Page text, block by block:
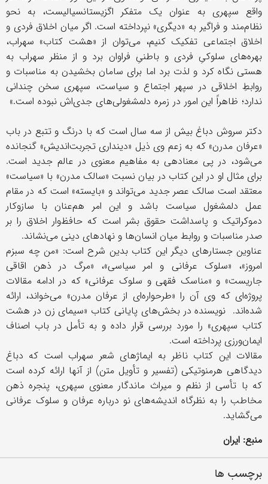
واقع سپهری به عنوان یک متفکر اگزیستانسیالیست، به نحو
نظام‌مند و فراگیر به «دیگری» نپرداخته است. اگر میان اخلاق فردی و
اخلاق اجتماعی تفکیک کنیم، می‌توان از «هشت کتاب» سهراب،
بهره‌های سلوکیِ فردی و باطنیِ فراوان برد و از منظر سهراب به
هستی نگاه کرد و لذت برد اما برای سامان بخشیدن به مناسبات و
روابطِ اخلاقی در سپهر اجتماع و سیاست، سپهری سخن چندانی
ندارد؛ ظاهراً این امور در زمره دلمشغولی‌های جدی‌اش نبوده است.»
دکتر سروش دباغ بیش از سه سال است که با درنگ و تتبع در باب
«عرفان مدرن» که به زعم وی ذیل «دینداری تجربت‌اندیش» گنجانده
می‌شود، در پی معنادهی به مفاهیم معنوی در عالم جدید است.
برای مثال او در این کتاب در بیان نسبت «سالک مدرن» با «سیاست»
معتقد است سالک عصر جدید می‌تواند و «بایسته» است که در مقام
عمل دلمشغول سیاست باشد و این امر هم‌عنان با سازوکار
دموکراتیک و پاسداشت حقوق بشر است که حافظ‌وار اخلاق را بر
صدر مناسبات و روابط میان انسان‌ها و نهادهای دینی می‌نشاند.
عناوین جستارهای دیگر این کتاب بدین شرح است: «من چه سبزم
امروز»، «سلوک عرفانی و امر سیاسی»، «مرگ در ذهن اقاقی
جاریست» و «مناسک فقهی و سلوک عرفانی» که در ادامه مقالات
پروژه‌ای که وی آن را «طرحواره‌ای از عرفان مدرن» می‌خواند، ارائه
شده‌اند. نویسنده در بخش‌های پایانی کتاب «سیمای زن در هشت
کتاب سپهری» را مورد بررسی قرار داده و به تأمل در باب اصناف
ایمان‌ورزی پرداخته است.
مقالات این کتاب ناظر به ایماژهای شعر سهراب است که دباغ
دیدگاهی هرمنوتیکی (تفسیر و تأویل متن) از آنها ارائه کرده است
که با تأسی از نظم و میراث ماندگار معنوی سپهری، پنجره ذهن
مخاطب را به نظرگاه اندیشه‌های نو درباره عرفان و سلوک عرفانی
می‌گشاید.
منبع: ایران
برچسب ها